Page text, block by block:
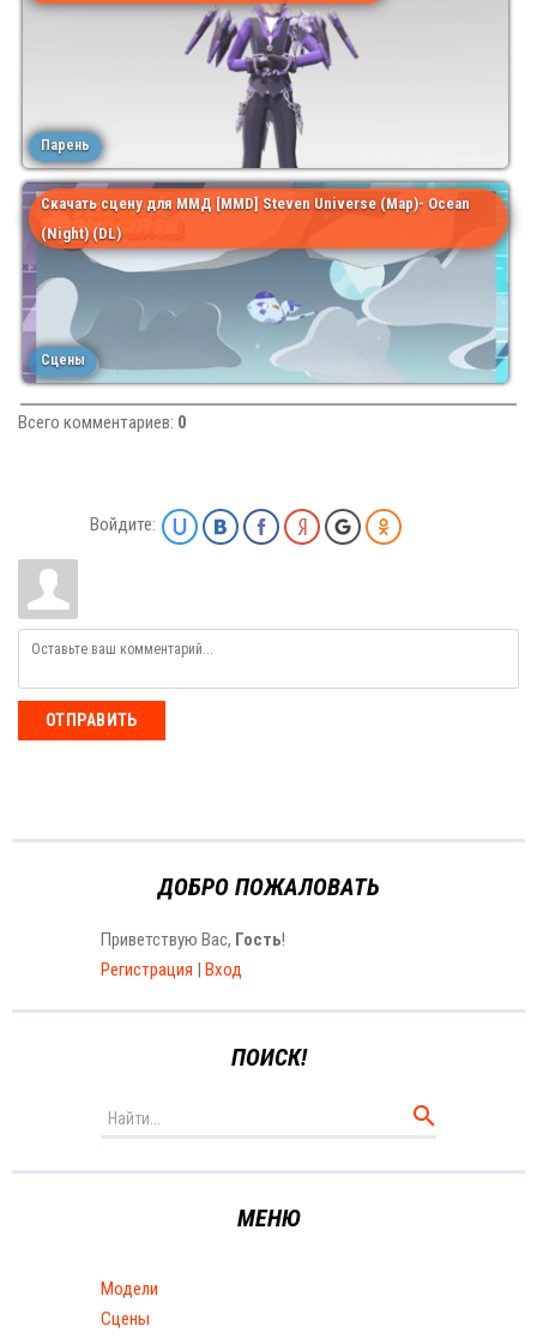
Парень
Скачать сцену для ММД [MMD] Steven Universe (Map)- Ocean
(Night) (DL)
Сцены
Всего комментариев: 0
Войдите:
ОТПРАВИТЬ
ДОБРО ПОЖАЛОВАТЬ
Приветствую Вас, Гость!
Регистрация | Вход
ПОИСК!
МЕНЮ
Модели
Сцены